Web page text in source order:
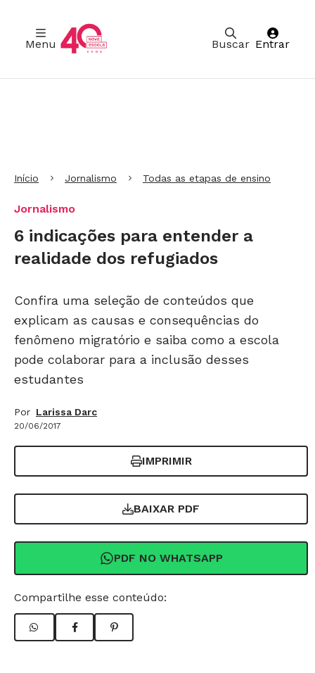
Buscar
Menu Entrar
Início Jornalismo Todas as etapas de ensino
Jornalismo
6 indicações para entender a
realidade dos refugiados
Confira uma seleção de conteúdos que
explicam as causas e consequências do
fenômeno migratório e saiba como a escola
pode colaborar para a inclusão desses
estudantes
Por Larissa Darc
20/06/2017
IMPRIMIR
BAIXAR PDF
PDF NO WHATSAPP
Compartilhe esse conteúdo: